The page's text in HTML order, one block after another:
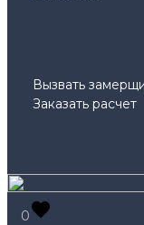
Вызвать
Заказать расчет
0